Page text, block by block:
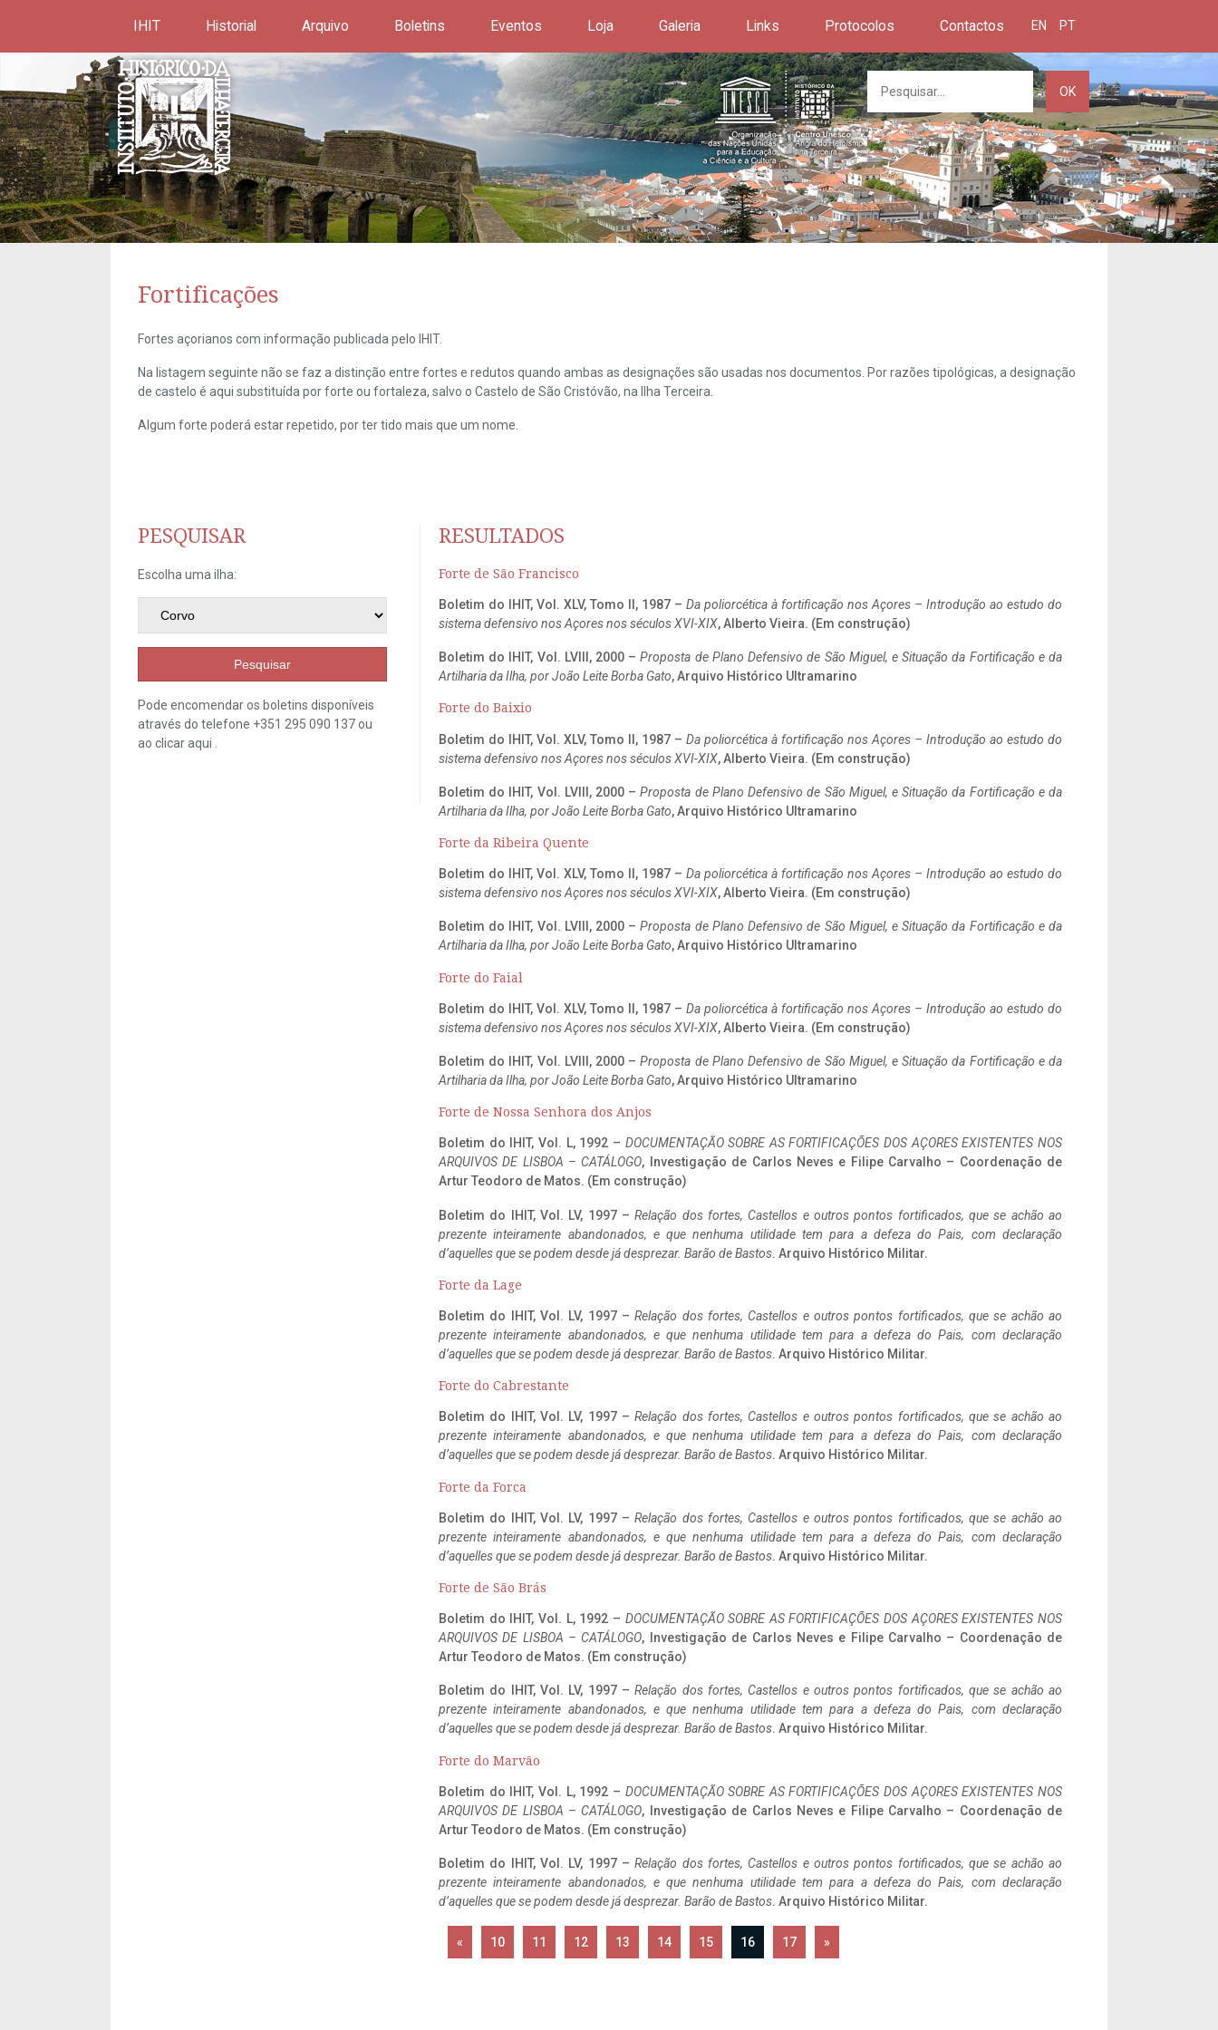
IHIT Historial Arquivo Boletins Eventos Loja Galeria Links Protocolos Contactos EN PT
OK
Fortificações
Fortes açorianos com informação publicada pelo IHIT.
Na listagem seguinte não se faz a distinção entre fortes e redutos quando ambas as designações são usadas nos documentos. Por razões tipológicas, a designação
de castelo é aqui substituída por forte ou fortaleza, salvo o Castelo de São Cristóvão, na Ilha Terceira.
Algum forte poderá estar repetido, por ter tido mais que um nome.
PESQUISAR
Escolha uma ilha:
Pesquisar
Pode encomendar os boletins disponíveis
através do telefone +351 295 090 137 ou
ao clicaraqui
RESULTADOS
Forte de São Francisco
Boletim do IHIT, Vol. XLV, Tomo II, 1987 – Da poliorcética à fortificação nos Açores – Introdução ao estudo do
sistema defensivo nos Açores nos séculos XVI-XIX, Alberto Vieira. (Em construção)
Boletim do IHIT, Vol. LVIII, 2000 –Proposta de Plano Defensivo de São Miguel, e Situação da Fortificação e da
Artilharia da Ilha, por João Leite Borba Gato, Arquivo Histórico Ultramarino
Forte do Baixio
Boletim do IHIT, Vol. XLV, Tomo II, 1987 – Da poliorcética à fortificação nos Açores – Introdução ao estudo do
sistema defensivo nos Açores nos séculos XVI-XIX, Alberto Vieira. (Em construção)
Boletim do IHIT, Vol. LVIII, 2000 –Proposta de Plano Defensivo de São Miguel, e Situação da Fortificação e da
Artilharia da Ilha, por João Leite Borba Gato, Arquivo Histórico Ultramarino
Forte da Ribeira Quente
Boletim do IHIT, Vol. XLV, Tomo II, 1987 – Da poliorcética à fortificação nos Açores – Introdução ao estudo do
sistema defensivo nos Açores nos séculos XVI-XIX, Alberto Vieira. (Em construção)
Boletim do IHIT, Vol. LVIII, 2000 –Proposta de Plano Defensivo de São Miguel, e Situação da Fortificação e da
Artilharia da Ilha, por João Leite Borba Gato, Arquivo Histórico Ultramarino
Forte do Faial
Boletim do IHIT, Vol. XLV, Tomo II, 1987 – Da poliorcética à fortificação nos Açores – Introdução ao estudo do
sistema defensivo nos Açores nos séculos XVI-XIX, Alberto Vieira. (Em construção)
Boletim do IHIT, Vol. LVIII, 2000 –Proposta de Plano Defensivo de São Miguel, e Situação da Fortificação e da
Artilharia da Ilha, por João Leite Borba Gato, Arquivo Histórico Ultramarino
Forte de Nossa Senhora dos Anjos
Boletim do IHIT, Vol. L, 1992 – DOCUMENTAÇÃO SOBRE AS FORTIFICAÇÕES DOS AÇORES EXISTENTES NOS
ARQUIVOS DE LISBOA – CATÁLOGO, Investigação de Carlos Neves e Filipe Carvalho – Coordenação de
Artur Teodoro de Matos. (Em construção)
Boletim do IHIT, Vol. LV, 1997 –Relação dos fortes, Castellos e outros pontos fortificados, que se achão ao
prezente inteiramente abandonados, e que nenhuma utilidade tem para a defeza do Pais, com declaração
d’aquelles que se podem desde já desprezar. Barão de Bastos. Arquivo Histórico Militar.
Forte da Lage
Boletim do IHIT, Vol. LV, 1997 –Relação dos fortes, Castellos e outros pontos fortificados, que se achão ao
prezente inteiramente abandonados, e que nenhuma utilidade tem para a defeza do Pais, com declaração
d’aquelles que se podem desde já desprezar. Barão de Bastos. Arquivo Histórico Militar.
Forte do Cabrestante
Boletim do IHIT, Vol. LV, 1997 –Relação dos fortes, Castellos e outros pontos fortificados, que se achão ao
prezente inteiramente abandonados, e que nenhuma utilidade tem para a defeza do Pais, com declaração
d’aquelles que se podem desde já desprezar. Barão de Bastos. Arquivo Histórico Militar.
Forte da Forca
Boletim do IHIT, Vol. LV, 1997 –Relação dos fortes, Castellos e outros pontos fortificados, que se achão ao
prezente inteiramente abandonados, e que nenhuma utilidade tem para a defeza do Pais, com declaração
d’aquelles que se podem desde já desprezar. Barão de Bastos. Arquivo Histórico Militar.
Forte de São Brás
Boletim do IHIT, Vol. L, 1992 – DOCUMENTAÇÃO SOBRE AS FORTIFICAÇÕES DOS AÇORES EXISTENTES NOS
ARQUIVOS DE LISBOA – CATÁLOGO, Investigação de Carlos Neves e Filipe Carvalho – Coordenação de
Artur Teodoro de Matos. (Em construção)
Boletim do IHIT, Vol. LV, 1997 –Relação dos fortes, Castellos e outros pontos fortificados, que se achão ao
prezente inteiramente abandonados, e que nenhuma utilidade tem para a defeza do Pais, com declaração
d’aquelles que se podem desde já desprezar. Barão de Bastos. Arquivo Histórico Militar.
Forte do Marvão
Boletim do IHIT, Vol. L, 1992 – DOCUMENTAÇÃO SOBRE AS FORTIFICAÇÕES DOS AÇORES EXISTENTES NOS
ARQUIVOS DE LISBOA – CATÁLOGO, Investigação de Carlos Neves e Filipe Carvalho – Coordenação de
Artur Teodoro de Matos. (Em construção)
Boletim do IHIT, Vol. LV, 1997 –Relação dos fortes, Castellos e outros pontos fortificados, que se achão ao
prezente inteiramente abandonados, e que nenhuma utilidade tem para a defeza do Pais, com declaração
d’aquelles que se podem desde já desprezar. Barão de Bastos. Arquivo Histórico Militar.
« 10 11 12 13 14 15 16 17 »